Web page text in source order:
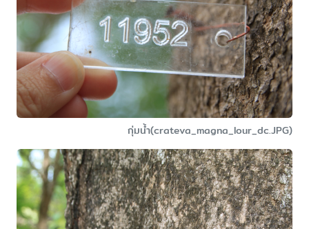
กุ่มน้ำ(crateva_magna_lour_dc.JPG)